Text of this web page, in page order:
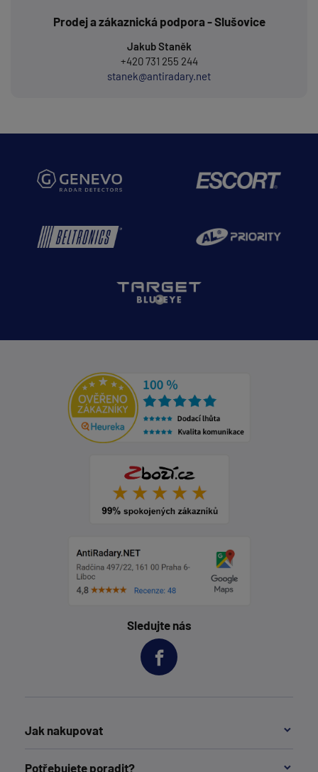
Prodej a zákaznická podpora - Slušovice
Jakub Staněk
+420 731 255 244
stanek@antiradary.net
Sledujte nás
Jak nakupovat
Potřebujete poradit?